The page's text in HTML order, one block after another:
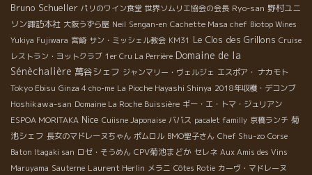
Bruno Schueller パリのワイン食堂 世界ソムリエ協会の会長 Ryo-san 野村ユニ
ソン諏訪本社 大阪うずら屋 Neil Sengan-en Cachette Masa chef Biotop Wines
Yukiya Fujiwara 宮崎 サン・ミッシェル教会 KM31 Le Clos des Grillons Cruise
レストラン・ヨットクラブ 1er Cru La Perrière Domaine de la
Sénèchalière 萬谷シェフ ジャンマリー・ヴェルジェ エスポア・ ナカモト
Tokyo Ebisu Ginza 4 cho-me La Pioche Hayashi Shinya 2018年収穫・デコンブ
Hoshikawa-san Domaine La Roche Buissière ギー・エ・トマ・ジュリアン
ESPOA MORITAKA Nice Cuiisne Japonaise ババス pacalet familly 京橋ランチ 菊
池シェフ 長女のマドレーヌちゃん ポムロル BMO聖子さん Chef Shu-zo Corse
Baton Itagaki san ロゼ・そうめん CPV菊池まどか セレネ Aux Amis des Vins
Maruyama Sauterne Laurent Herlin メラニ Côtes Rotie カーヴ・マドレーヌ